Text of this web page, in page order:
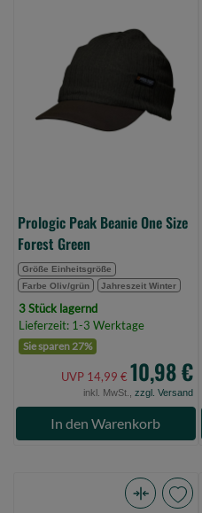
Forest
Prologic Peak Beanie One Size
Forest Green
Größe Einheitsgröße
Farbe Oliv/grün
Jahreszeit Winter
3 Stück lagernd
Lieferzeit: 1-3 Werktage
Sie sparen 27%
UVP 14,99 € 10,98 €
inkl. MwSt., zzgl. Versand
In den Warenkorb